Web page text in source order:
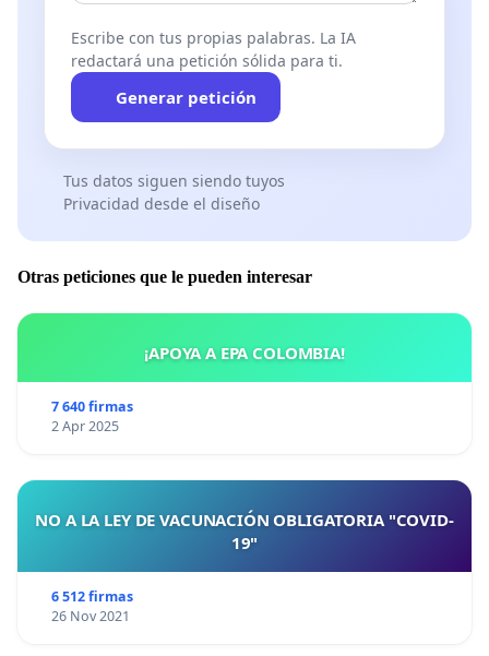
Escribe con tus propias palabras. La IA
redactará una petición sólida para ti.
Generar petición
Tus datos siguen siendo tuyos
Privacidad desde el diseño
Otras peticiones que le pueden interesar
¡APOYA A EPA COLOMBIA!
7 640 firmas
2 Apr 2025
NO A LA LEY DE VACUNACIÓN OBLIGATORIA "COVID-
19"
6 512 firmas
26 Nov 2021